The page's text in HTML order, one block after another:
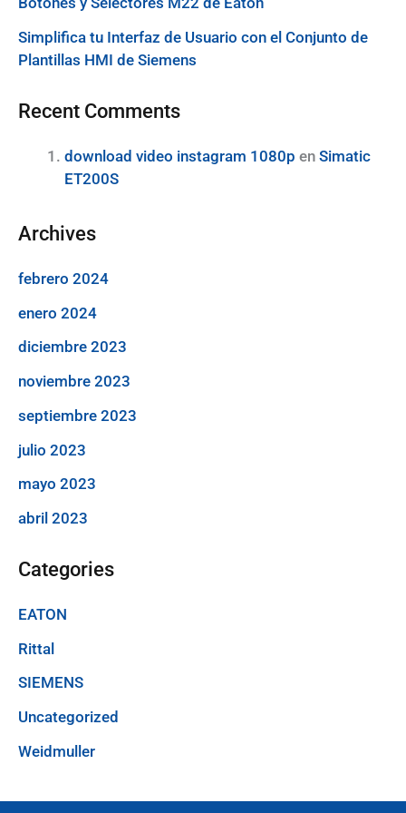
Simplifica tu Interfaz de Usuario con el Conjunto de
Plantillas HMI de Siemens
Recent Comments
download video instagram 1080p en Simatic
ET200S
Archives
febrero 2024
enero 2024
diciembre 2023
noviembre 2023
septiembre 2023
julio 2023
mayo 2023
abril 2023
Categories
EATON
Rittal
SIEMENS
Uncategorized
Weidmuller